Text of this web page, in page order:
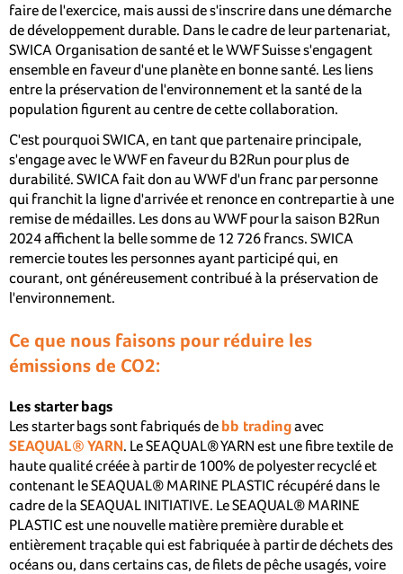
faire de l'exercice, mais aussi de s'inscrire dans une démarche
de développement durable. Dans le cadre de leur partenariat,
SWICA Organisation de santé et le WWF Suisse s'engagent
ensemble en faveur d'une planète en bonne santé. Les liens
entre la préservation de l'environnement et la santé de la
population figurent au centre de cette collaboration.
C'est pourquoi SWICA, en tant que partenaire principale,
s'engage avec le WWF en faveur du B2Run pour plus de
durabilité. SWICA fait don au WWF d'un franc par personne
qui franchit la ligne d'arrivée et renonce en contrepartie à une
remise de médailles. Les dons au WWF pour la saison B2Run
2024 affichent la belle somme de 12 726 francs. SWICA
remercie toutes les personnes ayant participé qui, en
courant, ont généreusement contribué à la préservation de
l'environnement.
Ce que nous faisons pour réduire les
émissions de CO2:
Les starter bags
Les starter bags sont fabriqués de bb tradingavec
SEAQUAL® YARN. Le SEAQUAL® YARN est une fibre textile de
haute qualité créée à partir de 100% de polyester recyclé et
contenant le SEAQUAL® MARINE PLASTIC récupéré dans le
cadre de la SEAQUAL INITIATIVE. Le SEAQUAL® MARINE
PLASTIC est une nouvelle matière première durable et
entièrement traçable qui est fabriquée à partir de déchets des
océans ou, dans certains cas, de filets de pêche usagés, voire